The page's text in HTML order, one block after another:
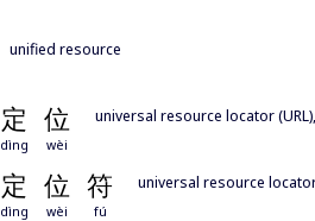
unified resource
定 位
dìng wèi
universal resource locator
定 位 符
dìng wèi fú
universal resource